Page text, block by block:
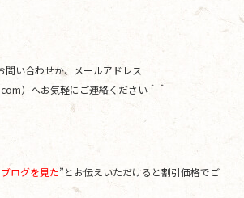
問い合わせか、メールアドレス
）へお気軽にご連絡ください＾＾
ログを見た”とお伝えいただけると割引価格でご